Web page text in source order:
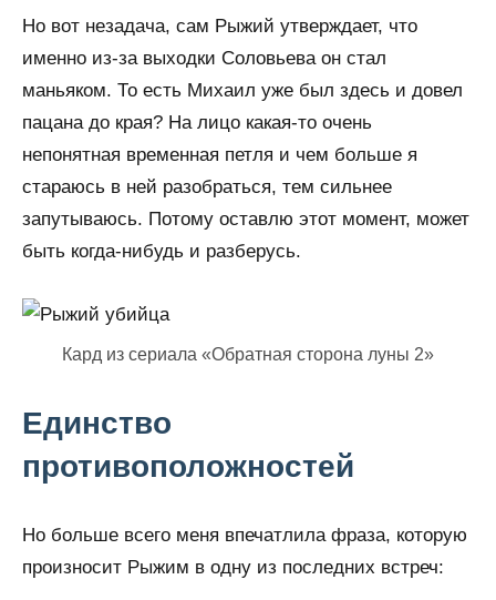
Но вот незадача, сам Рыжий утверждает, что
именно из-за выходки Соловьева он стал
маньяком. То есть Михаил уже был здесь и довел
пацана до края? На лицо какая-то очень
непонятная временная петля и чем больше я
стараюсь в ней разобраться, тем сильнее
запутываюсь. Потому оставлю этот момент, может
быть когда-нибудь и разберусь.
Кард из сериала «Обратная сторона луны 2»
Единство
противоположностей
Но больше всего меня впечатлила фраза, которую
произносит Рыжим в одну из последних встреч: